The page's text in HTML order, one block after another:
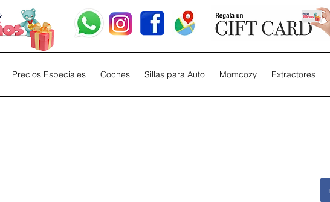
Precios Especiales Coches Sillas para Auto Momcozy Extractores